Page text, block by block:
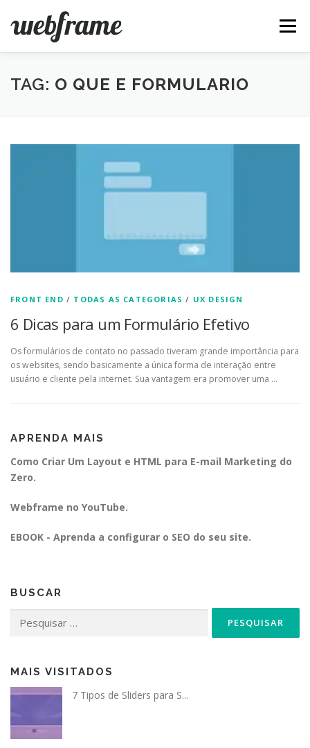
para
Menu
FERRAMENTAS ARTIGOS SOBRE CONTATO
TAG: O QUE E FORMULARIO
FRONT END / TODAS AS CATEGORIAS / UX DESIGN
6 Dicas para um Formulário Efetivo
Os formulários de contato no passado tiveram grande importância para
os websites, sendo basicamente a única forma de interação entre
usuário e cliente pela internet. Sua vantagem era promover uma …
APRENDA MAIS
Como Criar Um Layout e HTML para E-mail Marketing do
Zero.
Webframe no YouTube.
EBOOK - Aprenda a configurar o SEO do seu site.
BUSCAR
por:
MAIS VISITADOS
7 Tipos de Sliders para S...